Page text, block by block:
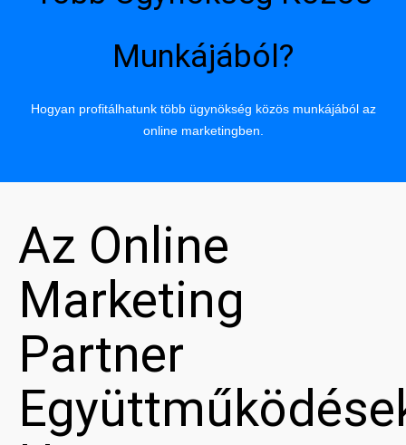
Munkájából?
Hogyan profitálhatunk több ügynökség közös munkájából az
online marketingben.
Az Online
Marketing
Partner